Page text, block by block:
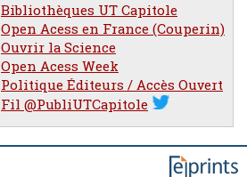
Bibliothèques UT Capitole
Open Acess en France (Couperin)
Ouvrir la Science
Open Acess Week
Politique Éditeurs / Accès Ouvert
Fil @PubliUTCapitole